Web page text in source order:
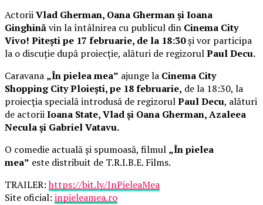
ActoriiVlad Gherman, Oana Gherman și Ioana
Ginghinăvin la întâlnirea cu publicul din Cinema City
Vivo! Pitești pe 17 februarie, de la 18:30și vor participa
la o discuție după proiecție, alături de regizorulPaul Decu.
Caravana „În pielea mea” ajunge la Cinema City
Shopping City Ploiești, pe 18 februarie, de la 18:30, la
proiecția specială introdusă de regizorulPaul Decu, alături
de actoriiIoana State, Vlad și Oana Gherman, Azaleea
Necula și Gabriel Vatavu.
O comedie actuală și spumoasă, filmul „În pielea
mea” este distribuit de T.R.I.B.E. Films.
TRAILER:https://bit.ly/InPieleaMea
Site oficial: inpieleamea.ro